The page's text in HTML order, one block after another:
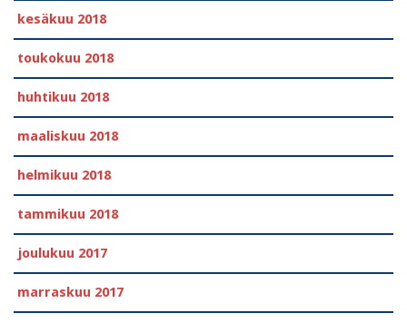
kesäkuu 2018
toukokuu 2018
huhtikuu 2018
maaliskuu 2018
helmikuu 2018
tammikuu 2018
joulukuu 2017
marraskuu 2017